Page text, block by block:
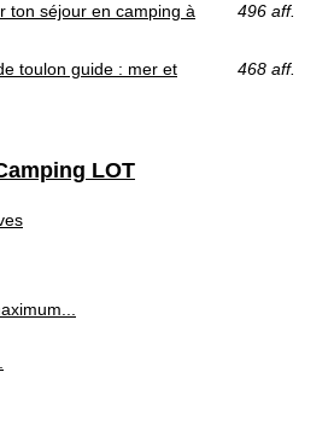
ton séjour en camping à
496 aff.
toulon guide : mer et
468 aff.
LOT